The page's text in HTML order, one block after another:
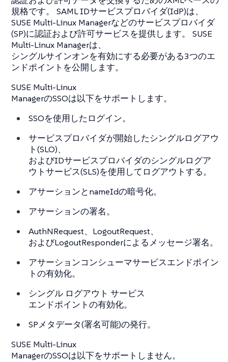
規格です。 SAML IDサービスプロバイダ(IdP)は、
SUSE Multi-Linux Managerなどのサービスプロバイダ
(SP)に認証および許可サービスを提供します。 SUSE
Multi-Linux Managerは、
シングルサインオンを有効にする必要がある3つのエ
ンドポイントを公開します。
SUSE Multi-Linux
ManagerのSSOは以下をサポートします。
SSOを使用したログイン。
サービスプロバイダが開始したシングルログアウ
ト(SLO)、
およびIDサービスプロバイダのシングルログア
ウトサービス(SLS)を使用してログアウトする。
アサーションとnameIdの暗号化。
アサーションの署名。
AuthNRequest、LogoutRequest、
およびLogoutResponderによるメッセージ署名。
アサーションコンシューマサービスエンドポイン
トの有効化。
シングル ログアウト サービス
エンドポイントの有効化。
SPメタデータ(署名可能)の発行。
SUSE Multi-Linux
ManagerのSSOは以下をサポートしません。